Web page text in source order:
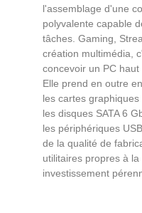
l'assemblage d'une
polyvalente capable
tâches. Gaming,
création multimédia,
concevoir un PC
Elle prend en outre
les cartes graphiques
les disques SATA 6
les périphériques
de la qualité de
utilitaires propres à
investissement